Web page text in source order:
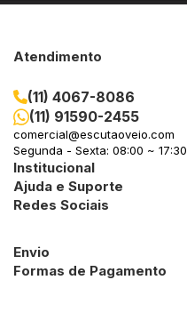
Atendimento
(11) 4067-8086
(11) 91590-2455
comercial@escutaoveio.com
Segunda - Sexta: 08:00 ~ 17:30
Institucional
Ajuda e Suporte
Redes Sociais
Envio
Formas de Pagamento